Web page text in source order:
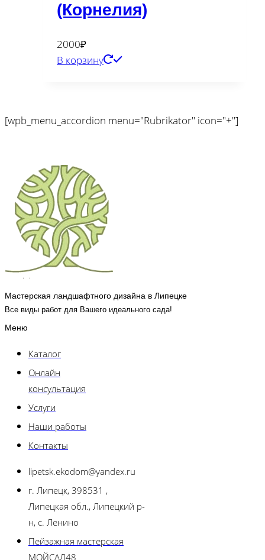
(Корнелия)
2000₽
В корзину
[wpb_menu_accordion menu="Rubrikator" icon="+"]
Мастерская ландшафтного дизайна в Липецке
Все виды работ для Вашего идеального сада!
Меню
Каталог
Онлайн
консультация
Услуги
Наши работы
Контакты
lipetsk.ekodom@yandex.ru
г. Липецк, 398531 ,
Липецкая обл., Липецкий р-
н, с. Ленино
Пейзажная мастерская
МОЙСАД48